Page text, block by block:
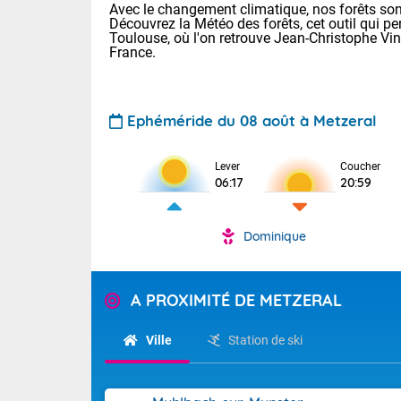
Pour la
Tendance
Avec le changement climatique, nos forêts
Découvrez la Météo des forêts, cet outil qui
Toulouse, où l'on retrouve Jean-Christophe
France.
Ephéméride du 08 août à Metzeral
Lever
06:17
Coucher
20:59
Dominique
A PROXIMITÉ DE METZERAL
Ville Station de ski
Voici les
31 Lyon : 35
: 32 Nancy :
Corse.
Les orages